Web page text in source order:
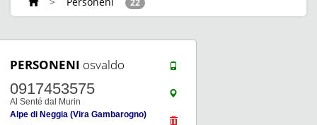
22
PERSONENI osvaldo
0917453575
Al Senté dal Murin
Alpe di Neggia (Vira Gambarogno)